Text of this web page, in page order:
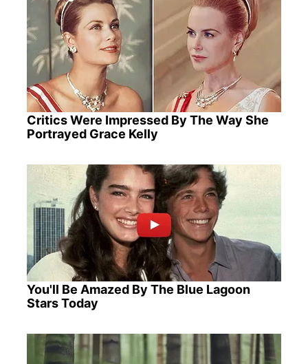
Critics Were Impressed By The Way She
Portrayed Grace Kelly
You'll Be Amazed By The Blue Lagoon
Stars Today